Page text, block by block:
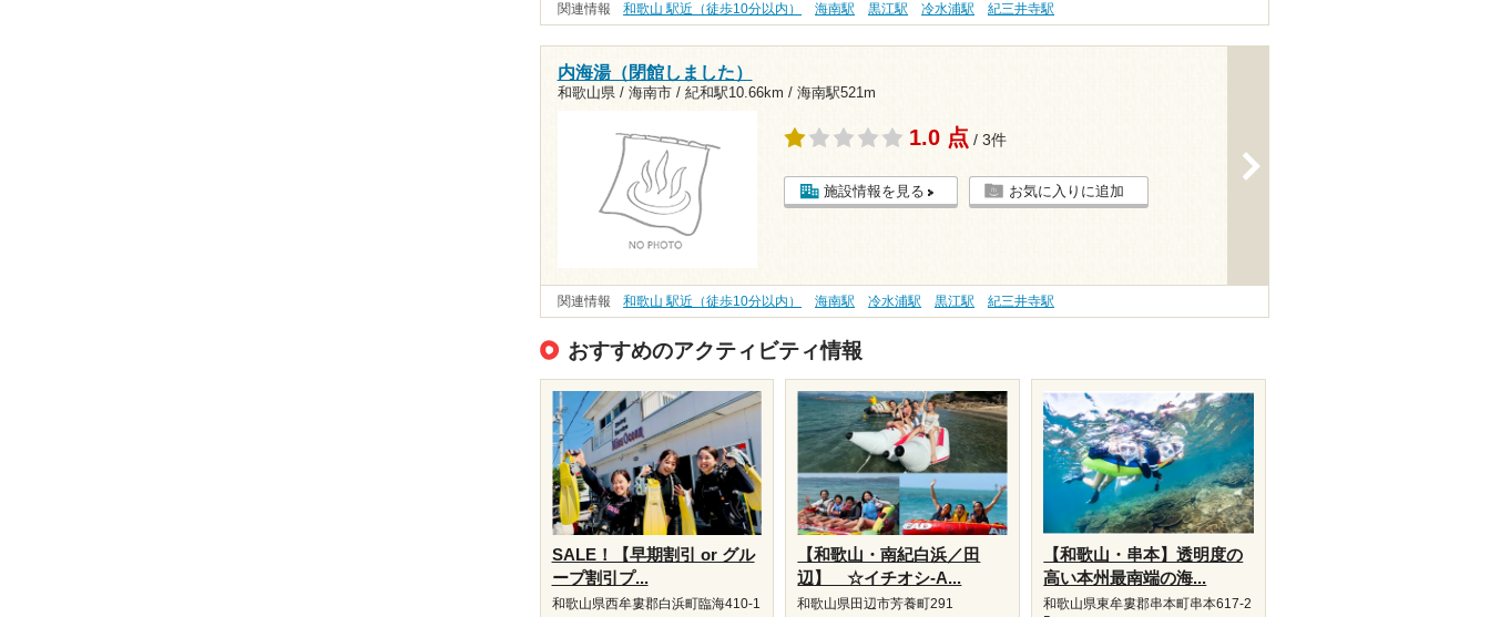
関連情報 和歌山 駅近（徒歩10分以内） 海南駅 黒江駅 冷水浦駅 紀三井寺駅
内海湯（閉館しました）
和歌山県 / 海南市 / 紀和駅10.66km / 海南駅521m
1.0 点 / 3件
施設情報を見る お気に入りに追加
関連情報 和歌山 駅近（徒歩10分以内） 海南駅 冷水浦駅 黒江駅 紀三井寺駅
おすすめのアクティビティ情報
SALE！【早期割引 or グル
ープ割引プ...
和歌山県西牟婁郡白浜町臨海410-1
【和歌山・南紀白浜／田
辺】 ☆イチオシ-A...
和歌山県田辺市芳養町291
【和歌山・串本】透明度の
高い本州最南端の海...
和歌山県東牟婁郡串本町串本617-2